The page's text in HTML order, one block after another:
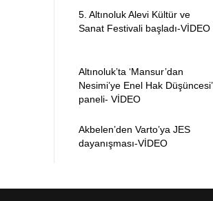
5. Altınoluk Alevi Kültür ve
Sanat Festivali başladı-VİDEO
Altınoluk’ta ‘Mansur’dan
Nesimi’ye Enel Hak Düşüncesi’
paneli- VİDEO
Akbelen’den Varto’ya JES
dayanışması-VİDEO